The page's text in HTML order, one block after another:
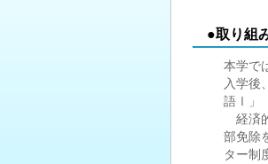
●取り組
本学で
入学後
語Ⅰ」
経済
部免除
ター制